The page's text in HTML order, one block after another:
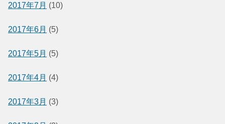
2017年7月 (10)
2017年6月 (5)
2017年5月 (5)
2017年4月 (4)
2017年3月 (3)